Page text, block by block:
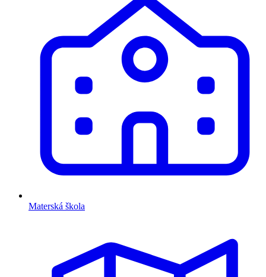
Materská škola